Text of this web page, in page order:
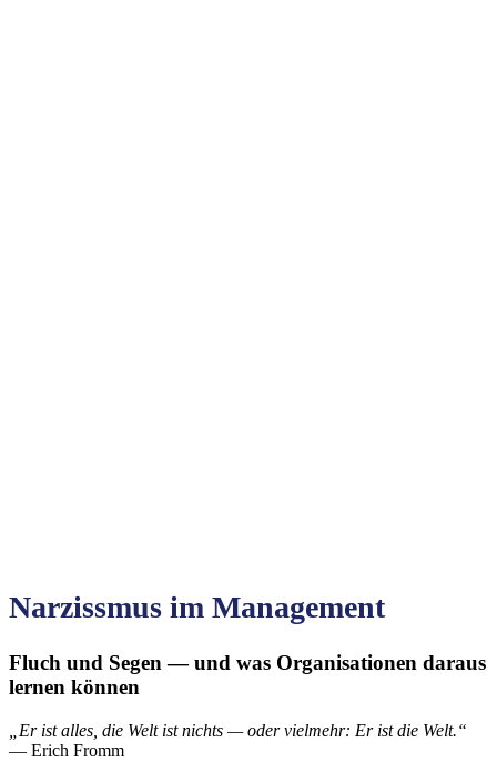
Narzissmus im Management
Fluch und Segen — und was Organisationen daraus
lernen können
„Er ist alles, die Welt ist nichts — oder vielmehr: Er ist die Welt.“
— Erich Fromm